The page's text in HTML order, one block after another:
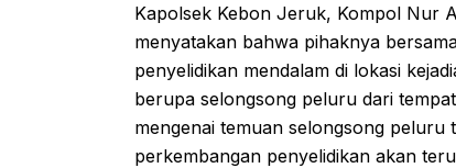
Kapolsek Kebon Jeruk, Kompol Nur
menyatakan bahwa pihaknya
penyelidikan mendalam di lokasi
berupa selongsong peluru dari
mengenai temuan selongsong
perkembangan penyelidikan akan